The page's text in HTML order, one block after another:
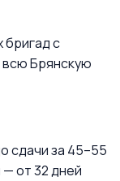
бригад с
Брянскую
сдачи за 45–55
от 32 дней